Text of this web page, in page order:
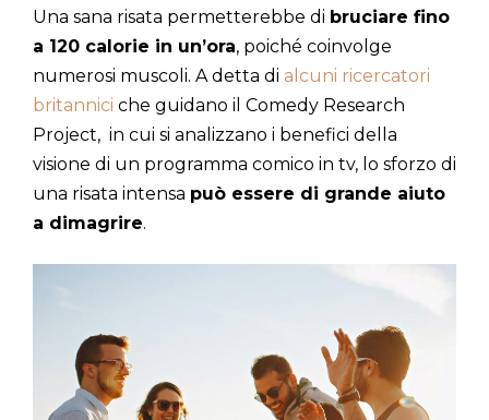
Una sana risata permetterebbe di bruciare fino
a 120 calorie in un’ora, poiché coinvolge
numerosi muscoli. A detta di alcuni ricercatori
britannici che guidano il Comedy Research
Project, in cui si analizzano i benefici della
visione di un programma comico in tv, lo sforzo di
una risata intensa può essere di grande aiuto
a dimagrire.